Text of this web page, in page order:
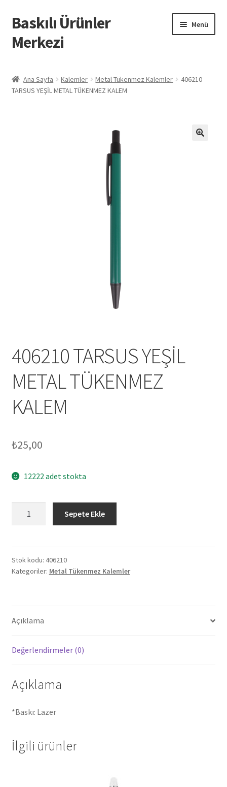
Dolaşıma
geç
İçeriğe
geç
Baskılı Ürünler
Merkezi
Menü
Baskılı Ürünler
Ana Sayfa Kalemler Metal Tükenmez Kalemler
406210
TARSUS YEŞİL METAL TÜKENMEZ KALEM
406210 TARSUS YEŞİL
METAL TÜKENMEZ
KALEM
₺25,00
12222 adet stokta
TÜKENMEZ
KALEM
Sepete Ekle
Stok kodu: 406210
Kategoriler: Metal Tükenmez Kalemler
Açıklama
Değerlendirmeler (0)
Açıklama
*Baskı: Lazer
İlgili ürünler